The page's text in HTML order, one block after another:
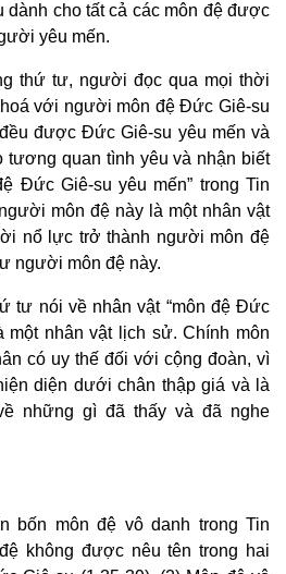
cho tất cả các môn đệ được
yêu mến.
thứ tư, người đọc qua mọi thời
với người môn đệ Đức Giê-su
được Đức Giê-su yêu mến và
quan tình yêu và nhận biết
Đức Giê-su yêu mến” trong Tin
môn đệ này là một nhân vật
nổ lực trở thành người môn đệ
người môn đệ này.
tư nói về nhân vật “môn đệ Đức
một nhân vật lịch sử. Chính môn
có uy thế đối với cộng đoàn, vì
diện dưới chân thập giá và là
những gì đã thấy và đã nghe
bốn môn đệ vô danh trong Tin
không được nêu tên trong hai